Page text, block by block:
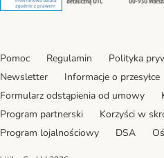
Pomoc Regulamin Polityka
Newsletter
Informacje o przesyłce
Formularz odstąpienia od umowy
Program partnerski
Korzyści w
Program lojalnościowy
DSA